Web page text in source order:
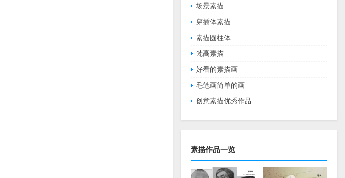
场景素描
穿插体素描
素描圆柱体
梵高素描
好看的素描画
毛笔画简单的画
创意素描优秀作品
素描作品一览